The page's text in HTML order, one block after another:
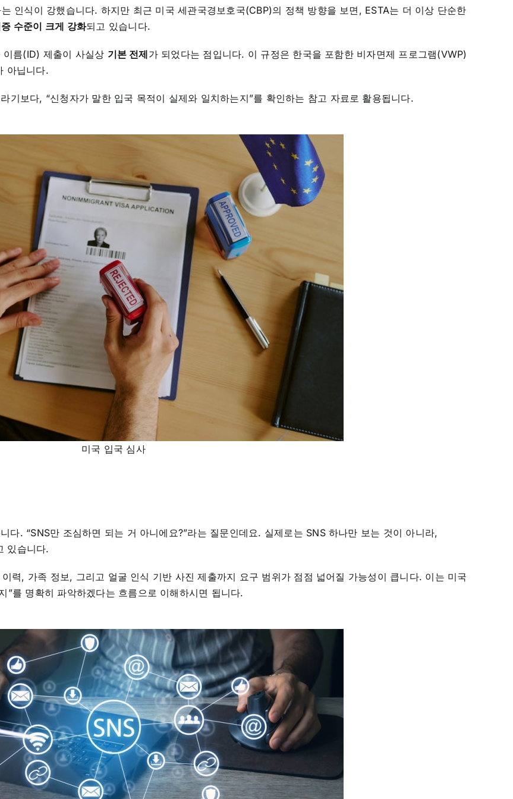
인식이 강했습니다. 하지만 최근 미국 세관국경보호국(CBP)의 정책 방향을 보면, ESTA는 더 이상 단순한
수준이 크게 강화되고 있습니다.
름(ID) 제출이 사실상 기본 전제 가 되었다는 점입니다. 이 규정은 한국을 포함한 비자면제 프로그램(VWP)
아닙니다.
기보다, “신청자가 말한 입국 목적이 실제와 일치하는지”를 확인하는 참고 자료로 활용됩니다.
미국 입국 심사
다. “SNS만 조심하면 되는 거 아니에요?”라는 질문인데요. 실제로는 SNS 하나만 보는 것이 아니라,
있습니다.
력, 가족 정보, 그리고 얼굴 인식 기반 사진 제출까지 요구 범위가 점점 넓어질 가능성이 큽니다. 이는 미국
를 명확히 파악하겠다는 흐름으로 이해하시면 됩니다.